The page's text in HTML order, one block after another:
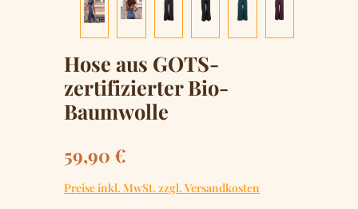
Hose aus GOTS-
zertifizierter Bio-
Baumwolle
Regulärer Preis:
59,90 €
Preise inkl. MwSt. zzgl. Versandkosten